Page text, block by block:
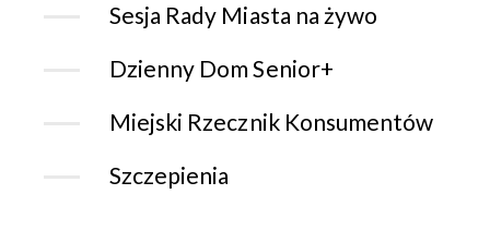
Sesja Rady Miasta na żywo
Dzienny Dom Senior+
Miejski Rzecznik Konsumentów
Szczepienia